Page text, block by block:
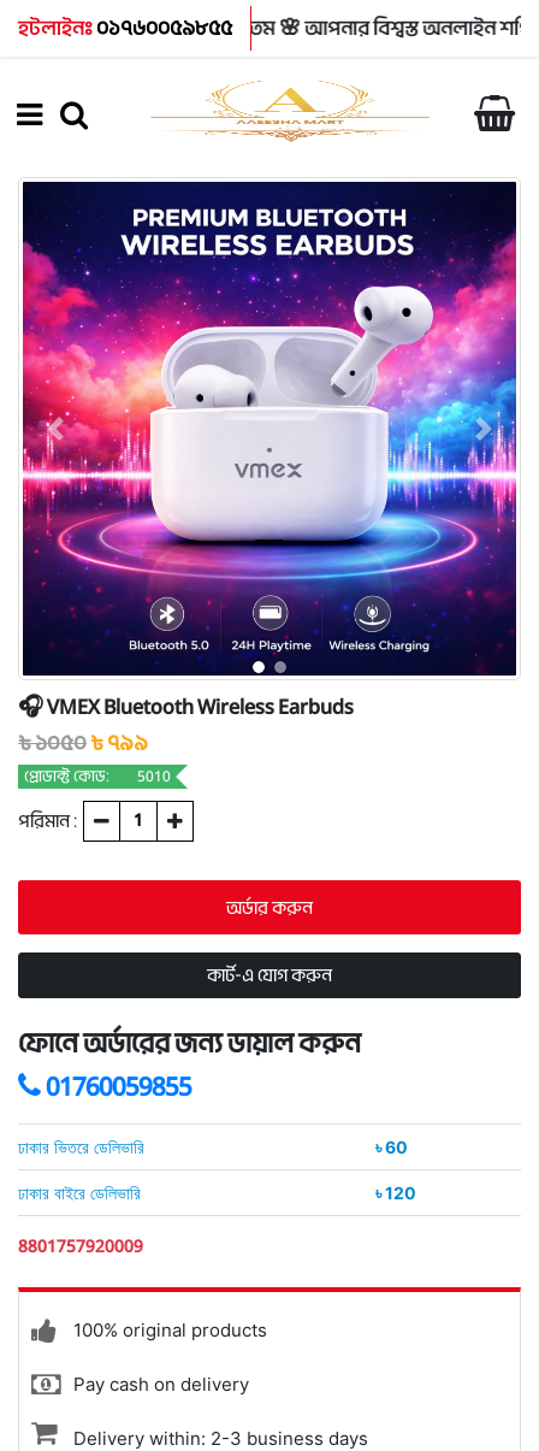
হটলাইনঃ০১৭৬০০৫৯৮৫৫
🌸 Aaeesha Mart এ স্বাগতম 🌸 আপনার বিশ্বস্ত অনলাইন শপিং
Previous Next
🎧 VMEX Bluetooth Wireless Earbuds
৳ ১০৫০৳ ৭৯৯
প্রোডাক্ট কোড: 5010
পরিমান :
ফোনে অর্ডারের জন্য ডায়াল করুন
01760059855
ঢাকার ভিতরে ডেলিভারি ৳ 60
ঢাকার বাইরে ডেলিভারি ৳ 120
8801757920009
100% original products
Pay cash on delivery
Delivery within: 2-3 business days